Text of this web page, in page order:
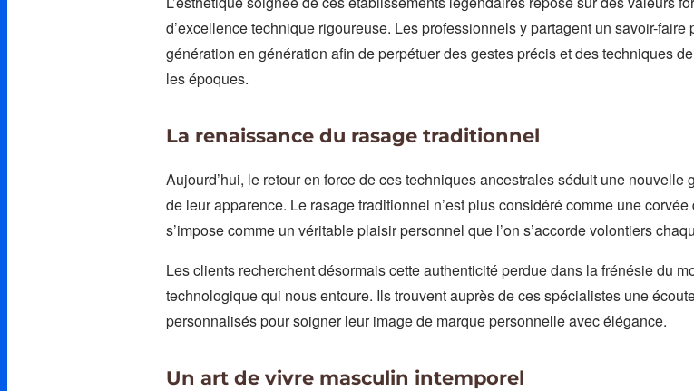
d’excellence technique rigoureuse. Les professionnels y partagent un savoir-faire
génération en génération afin de perpétuer des gestes précis et des techniques
les époques.
La renaissance du rasage traditionnel
Aujourd’hui, le retour en force de ces techniques ancestrales séduit une nouvelle
de leur apparence. Le rasage traditionnel n’est plus considéré comme une
s’impose comme un véritable plaisir personnel que l’on s’accorde volontiers
Les clients recherchent désormais cette authenticité perdue dans la frénésie du
technologique qui nous entoure. Ils trouvent auprès de ces spécialistes une
personnalisés pour soigner leur image de marque personnelle avec élégance.
Un art de vivre masculin intemporel